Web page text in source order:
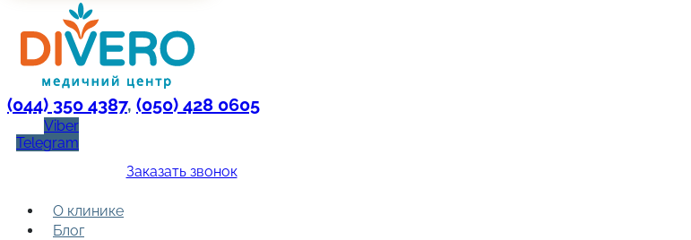
(044) 350 4387, (050) 428 0605
Viber
Telegram
Заказать звонок
О клинике
Блог